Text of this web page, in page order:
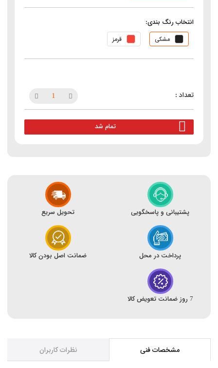
انتخاب رنگ بندی:
مشکی قرمز
تمام شد
پشتیبانی و پاسخگویی تحویل سریع
پرداخت در محل ضمانت اصل بودن کالا
7 روز ضمانت تعویض کالا
مشخصات فنی نظرات کاربران